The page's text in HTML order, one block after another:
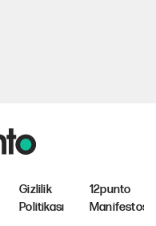
Gizlilik
Politikası
12punto
Manifestosu